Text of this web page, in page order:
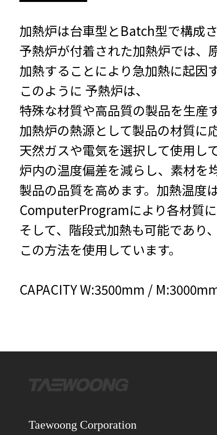
加熱炉は台車型とBatch型で構成
予熱炉が付着された加熱炉では、
加熱することにより急加熱に起因
このように 予熱炉は、
特殊な材質や高品質の製品を生産
加熱炉の熱源として製品の材質に
天然ガスや電気を選択して使用し
炉内の温度偏差を減らし、素材を
製品の品質を高めます。加熱温度
ComputerProgramにより各材質
そして、階段式加熱も可能であり
この方法を使用しています。
CAPACITY W:3500mm /
Taewoong Corporation